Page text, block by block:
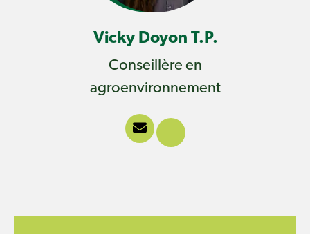
Vicky Doyon T.P.
‪Conseillère en
agroenvironnement